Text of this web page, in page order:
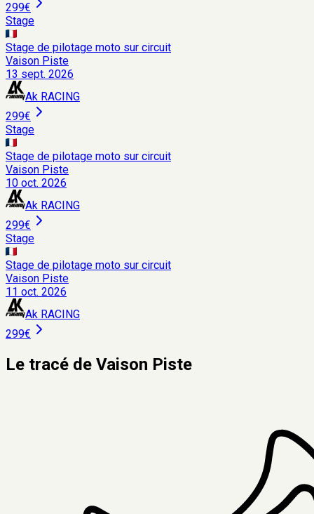
299€
Stage
Stage de pilotage moto sur circuit
Vaison Piste
13 sept. 2026
Ak RACING
299€
Stage
Stage de pilotage moto sur circuit
Vaison Piste
10 oct. 2026
Ak RACING
299€
Stage
Stage de pilotage moto sur circuit
Vaison Piste
11 oct. 2026
Ak RACING
299€
Le tracé de Vaison Piste